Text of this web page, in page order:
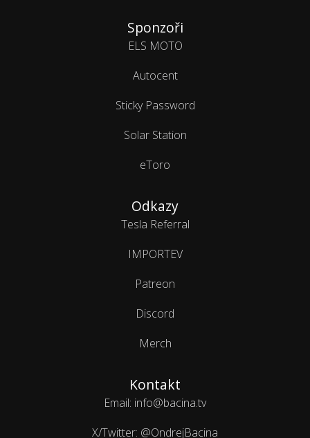
Sponzoři
ELS MOTO
Autocent
Sticky Password
Solar Station
eToro
Odkazy
Tesla Referral
IMPORTEV
Patreon
Discord
Merch
Kontakt
Email: info@bacina.tv
X/Twitter: @OndrejBacina